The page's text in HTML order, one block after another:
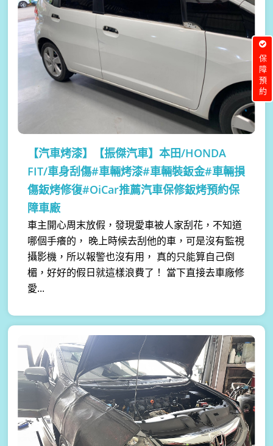
【汽車烤漆】
【振傑汽車】本田/HONDA
FIT/車身刮傷#車輛烤漆#車輛裝鈑金#車輛損
傷鈑烤修復#OiCar推薦汽車保修鈑烤預約保
障車廠
車主開心周末放假，發現愛車被人家刮花，不知道
哪個手癢的， 晚上時候去刮他的車，可是沒有監視
攝影機，所以報警也沒有用， 真的只能算自己倒
楣，好好的假日就這樣浪費了！ 當下直接去車廠修
愛...
保障預約